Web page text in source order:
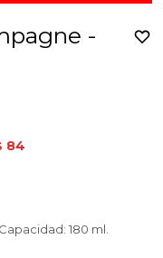
-
84
180 ml.